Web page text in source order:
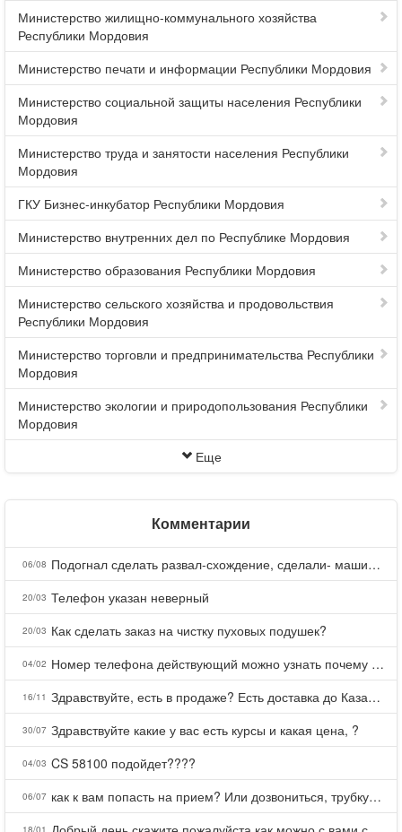
Министерство жилищно-коммунального хозяйства
Республики Мордовия
Министерство печати и информации Республики Мордовия
Министерство социальной защиты населения Республики
Мордовия
Министерство труда и занятости населения Республики
Мордовия
ГКУ Бизнес-инкубатор Республики Мордовия
Министерство внутренних дел по Республике Мордовия
Министерство образования Республики Мордовия
Министерство сельского хозяйства и продовольствия
Республики Мордовия
Министерство торговли и предпринимательства Республики
Мордовия
Министерство экологии и природопользования Республики
Мордовия
Еще
Комментарии
06/08 Подогнал сделать развал-схождение, сделали- машина уходит на право и колеса проверил все хорошо с атмосферами ужас как можно делать авто, не ужели не берегут свою репутацию, не советую.
20/03 Телефон указан неверный
20/03 Как сделать заказ на чистку пуховых подушек?
04/02 Номер телефона действующий можно узнать почему номер неправельный
16/11 Здравствуйте, есть в продаже? Есть доставка до Казани?
30/07 Здравствуйте какие у вас есть курсы и какая цена, ?
04/03 CS 58100 подойдет????
06/07 как к вам попасть на прием? Или дозвониться, трубку не берете.
18/01